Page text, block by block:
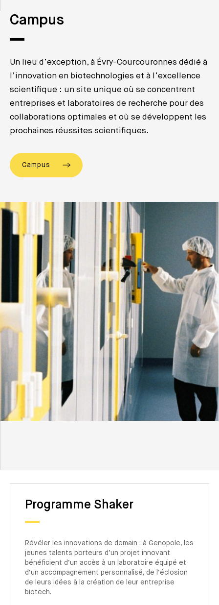
Campus
Un lieu d’exception, à Évry-Courcouronnes dédié à
l’innovation en biotechnologies et à l’excellence
scientifique : un site unique où se concentrent
entreprises et laboratoires de recherche pour des
collaborations optimales et où se développent les
prochaines réussites scientifiques.
Campus
S’INSCRIRE À NOS PROGRAMMES
Programme Shaker
Révéler les innovations de demain : à Genopole, les
jeunes talents porteurs d’un projet innovant
bénéficient d’un accès à un laboratoire équipé et
d’un accompagnement personnalisé, de l’éclosion
de leurs idées à la création de leur entreprise
biotech.